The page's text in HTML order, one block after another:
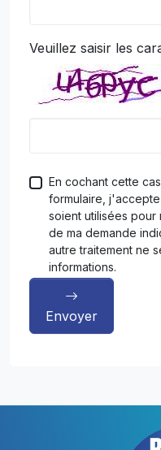
Veuillez saisir les
En cochant cette
formulaire,
soient utilisées
de ma demande
autre traitement ne
informations.
Envoyer